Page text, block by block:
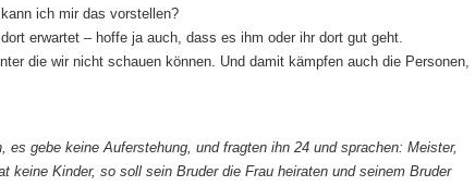
ich mir das vorstellen?
erwartet – hoffe ja auch, dass es ihm oder ihr dort gut geht.
die wir nicht schauen können. Und damit kämpfen auch die Personen,
gebe keine Auferstehung, und fragten ihn 24 und sprachen: Meister,
keine Kinder, so soll sein Bruder die Frau heiraten und seinem Bruder